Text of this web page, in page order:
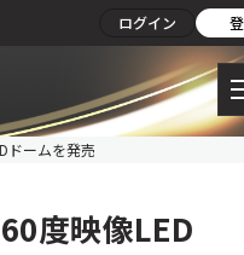
ログイン
ドームを発売
度映像LED